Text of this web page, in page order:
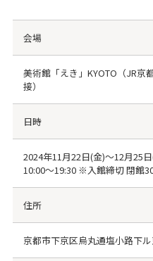
会場
美術館「えき」KYOTO（JR京
接）
日時
2024年11月22日(金)～12月25
10:00～19:30 ※入館締切 閉館
住所
京都市下京区烏丸通塩小路下